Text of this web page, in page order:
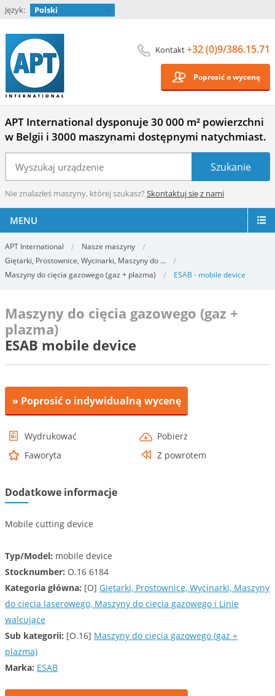
Język: Polski
Kontakt+32 (0)9/386.15.71
Poprosić o wycenę
APT International dysponuje 30 000 m² powierzchni
w Belgii i 3000 maszynami dostępnymi natychmiast.
Nie znalazłeś maszyny, której szukasz? Skontaktuj się z nami
MENU
APT International
Nasze maszyny
Giętarki, Prostownice, Wycinarki, Maszyny do ...
Maszyny do cięcia gazowego (gaz + plazma)
ESAB - mobile device
Maszyny do cięcia gazowego (gaz +
plazma)
ESAB mobile device
» Poprosić o indywidualną wycenę
Wydrukować
Pobierz
Faworyta
Z powrotem
Dodatkowe informacje
Mobile cutting device
Typ/Model: mobile device
Stocknumber: O.16 6184
Kategoria główna: [O] Giętarki, Prostownice, Wycinarki, Maszyny
do cięcia laserowego, Maszyny do cięcia gazowego i Linie
walcujące
Sub kategorii: [O.16] Maszyny do cięcia gazowego (gaz +
plazma)
Marka: ESAB